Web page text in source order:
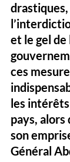
et le gel de
ces
les
pays,
son
Général